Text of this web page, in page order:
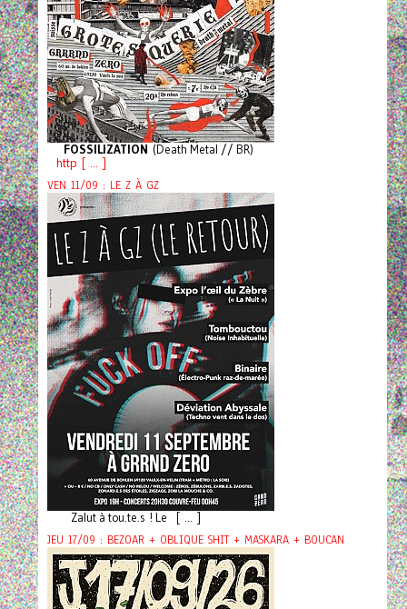
FOSSILIZATION (Death Metal // BR)
http [ ... ]
VEN 11/09 : LE Z À GZ
Zalut à tou.te.s ! Le [ ... ]
JEU 17/09 : BEZOAR + OBLIQUE SHIT + MASKARA + BOUCAN